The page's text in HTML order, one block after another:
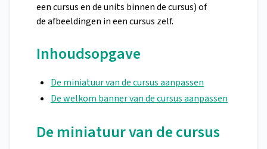
een cursus en de units binnen de cursus) of
de afbeeldingen in een cursus zelf.
Inhoudsopgave
De miniatuur van de cursus aanpassen
De welkom banner van de cursus aanpassen
De miniatuur van de cursus